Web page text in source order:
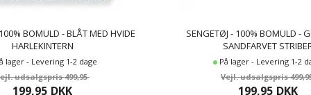
BOMULD - BLÅT MED HVIDE
HARLEKINTERN
lager - Levering 1-2 dage
499,95
199,95 DKK
SENGETØJ - 100% BOMULD -
SANDFARVET
På lager - Levering 1-2
199,95 DKK